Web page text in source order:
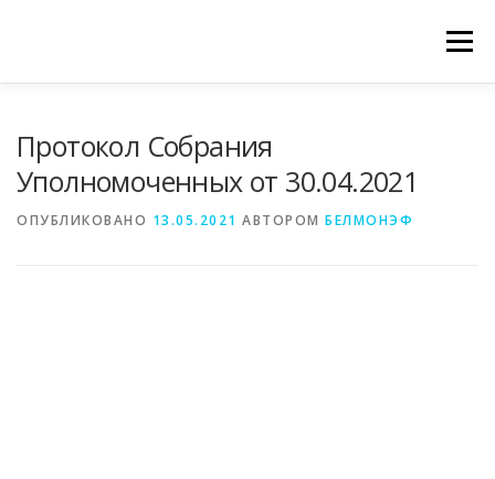
Меню
Протокол Собрания
Уполномоченных от 30.04.2021
ОПУБЛИКОВАНО 13.05.2021 АВТОРОМ БЕЛМОНЭФ